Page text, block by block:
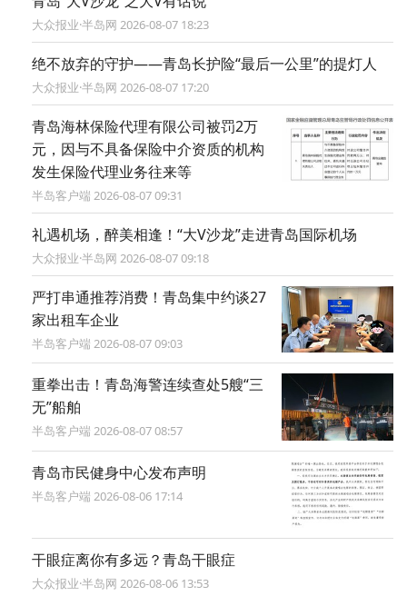
大众报业·半岛网 2026-08-07 18:23
绝不放弃的守护——青岛长护险“最后一公里”的提灯人
大众报业·半岛网 2026-08-07 17:20
青岛海林保险代理有限公司被罚2万
元，因与不具备保险中介资质的机构
发生保险代理业务往来等
半岛客户端 2026-08-07 09:31
礼遇机场，醉美相逢！“大V沙龙”走进青岛国际机场
大众报业·半岛网 2026-08-07 09:18
严打串通推荐消费！青岛集中约谈27
家出租车企业
半岛客户端 2026-08-07 09:03
重拳出击！青岛海警连续查处5艘“三
无”船舶
半岛客户端 2026-08-07 08:57
青岛市民健身中心发布声明
半岛客户端 2026-08-06 17:14
干眼症离你有多远？青岛干眼症
大众报业·半岛网 2026-08-06 13:53